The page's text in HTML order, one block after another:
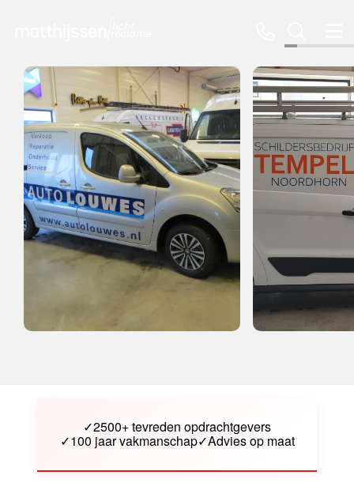
✓2500+ tevreden opdrachtgevers
✓100 jaar vakmanschap✓Advies op maat